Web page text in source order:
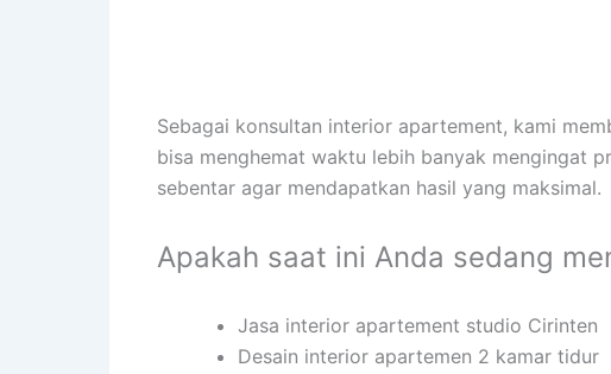
Sebagai konsultan interior apartement, kami
bisa menghemat waktu lebih banyak mengingat
sebentar agar mendapatkan hasil yang maksimal.
Apakah saat ini Anda sedang
Jasa interior apartement studio Cirinten
Desain interior apartemen 2 kamar tidur